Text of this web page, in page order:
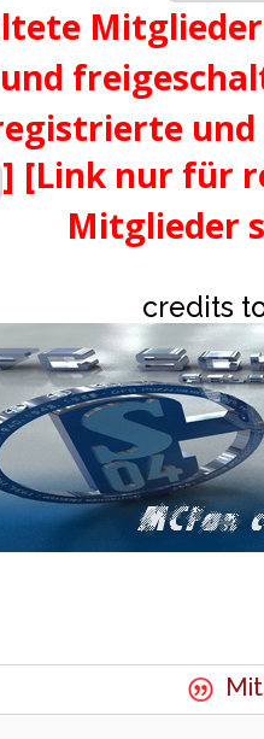
] [Link nur für
Mitglieder
credits